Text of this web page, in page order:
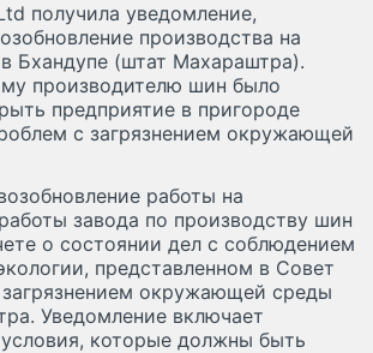
получила уведомление,
производства на
Бхандупе (штат Махараштра).
производителю шин было
предприятие в пригороде
с загрязнением окружающей
работы на
завода по производству шин
о состоянии дел с соблюдением
представленном в Совет
окружающей среды
Уведомление включает
которые должны быть